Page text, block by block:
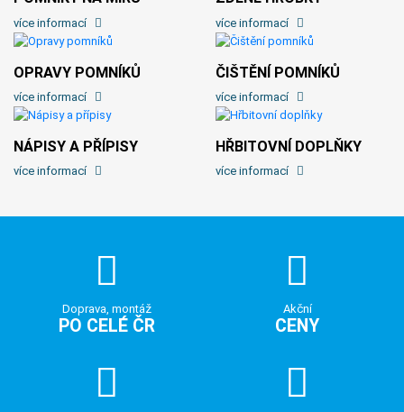
více informací více informací
OPRAVY POMNÍKŮ
více informací
ČIŠTĚNÍ POMNÍKŮ
více informací
NÁPISY A PŘÍPISY
více informací
HŘBITOVNÍ DOPLŇKY
více informací
Doprava, montáž
PO CELÉ ČR
Akční
CENY